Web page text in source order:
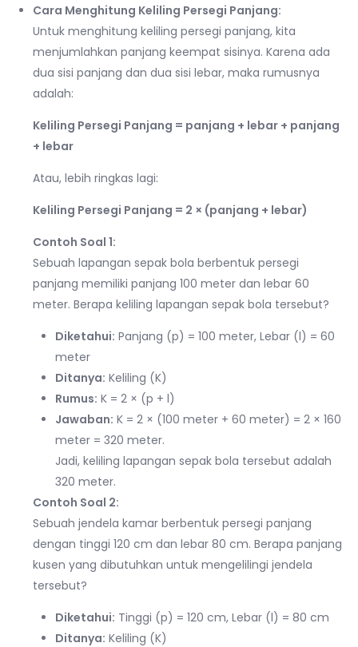
Cara Menghitung Keliling Persegi Panjang:
Untuk menghitung keliling persegi panjang, kita
menjumlahkan panjang keempat sisinya. Karena ada
dua sisi panjang dan dua sisi lebar, maka rumusnya
adalah:
Keliling Persegi Panjang = panjang + lebar + panjang
+ lebar
Atau, lebih ringkas lagi:
Keliling Persegi Panjang = 2 × (panjang + lebar)
Contoh Soal 1:
Sebuah lapangan sepak bola berbentuk persegi
panjang memiliki panjang 100 meter dan lebar 60
meter. Berapa keliling lapangan sepak bola tersebut?
Diketahui: Panjang (p) = 100 meter, Lebar (l) = 60
meter
Ditanya: Keliling (K)
Rumus: K = 2 × (p + l)
Jawaban: K = 2 × (100 meter + 60 meter) = 2 × 160
meter = 320 meter.
Jadi, keliling lapangan sepak bola tersebut adalah
320 meter.
Contoh Soal 2:
Sebuah jendela kamar berbentuk persegi panjang
dengan tinggi 120 cm dan lebar 80 cm. Berapa panjang
kusen yang dibutuhkan untuk mengelilingi jendela
tersebut?
Diketahui: Tinggi (p) = 120 cm, Lebar (l) = 80 cm
Ditanya: Keliling (K)